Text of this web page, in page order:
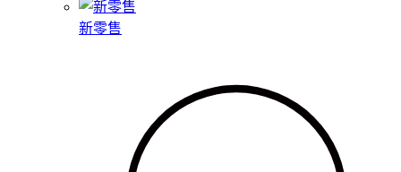
新零售